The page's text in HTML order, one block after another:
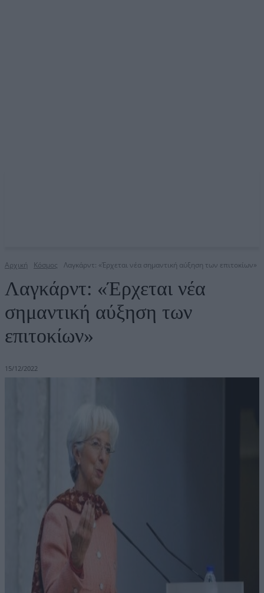
Αρχική Κόσμος Λαγκάρντ: «Έρχεται νέα σημαντική αύξηση των επιτοκίων»
Λαγκάρντ: «Έρχεται νέα
σημαντική αύξηση των
επιτοκίων»
15/12/2022